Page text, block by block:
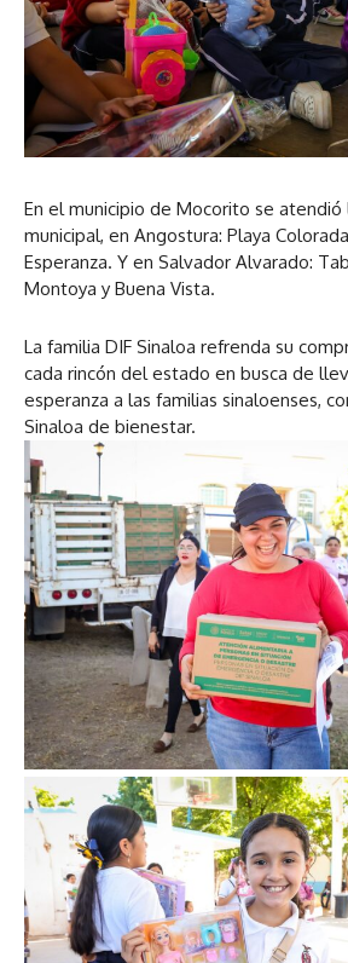
En el municipio de Mocorito se atendió
municipal, en Angostura: Playa
Esperanza. Y en Salvador Alvarado:
Montoya y Buena Vista.
La familia DIF Sinaloa refrenda su
cada rincón del estado en busca de
esperanza a las familias sinaloenses,
Sinaloa de bienestar.